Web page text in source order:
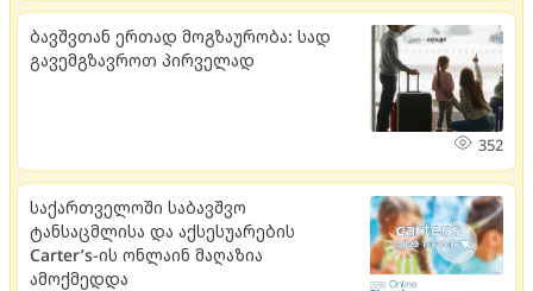
ბავშვთან ერთად მოგზაურობა: სად
გავემგზავროთ პირველად
352
საქართველოში საბავშვო
ტანსაცმლისა და აქსესუარების
Carter’s-ის ონლაინ მაღაზია
ამოქმედდა